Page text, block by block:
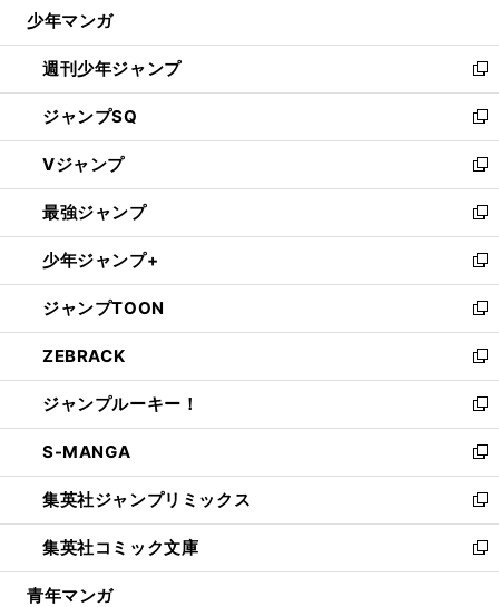
開
く
少年マンガ
週刊少年ジャンプ
新
し
い
ウ
ィ
ン
ド
ウ
で
開
く
ジャンプSQ
新
し
い
ウ
ィ
ン
ド
ウ
で
開
く
Vジャンプ
新
し
い
ウ
ィ
ン
ド
ウ
で
開
く
最強ジャンプ
新
し
い
ウ
ィ
ン
ド
ウ
で
開
く
少年ジャンプ+
新
し
い
ウ
ィ
ン
ド
ウ
で
開
く
ジャンプTOON
新
し
い
ウ
ィ
ン
ド
ウ
で
開
く
ZEBRACK
新
し
い
ウ
ィ
ン
ド
ウ
で
開
ジャンプルーキー！
新
し
い
ウ
ィ
ン
ド
ウ
S-MANGA
新
し
い
ウ
ィ
ン
集英社ジャンプリミックス
新
し
い
ウ
集英社コミック文庫
新
し
青年マンガ